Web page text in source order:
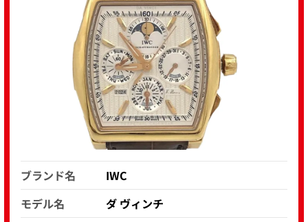
ブランド名
IWC
モデル名
ダ ヴィンチ